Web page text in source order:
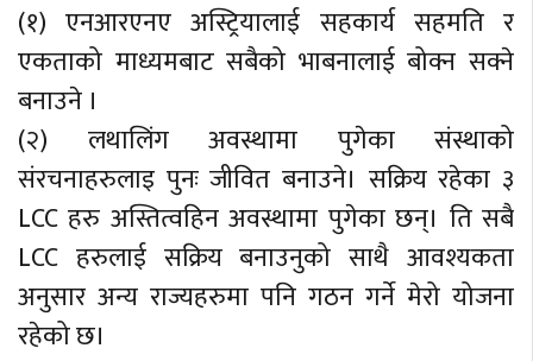
(१) एनआरएनए अस्ट्रियालाई सहकार्य सहमति र
एकताको माध्यमबाट सबैको भाबनालाई बोक्न सक्ने
बनाउने ।
(२) लथालिंग अवस्थामा पुगेका संस्थाको
संरचनाहरुलाइ पुनः जीवित बनाउने। सक्रिय रहेका ३
LCC हरु अस्तित्वहिन अवस्थामा पुगेका छन्। ति सबै
LCC हरुलाई सक्रिय बनाउनुको साथै आवश्यकता
अनुसार अन्य राज्यहरुमा पनि गठन गर्ने मेरो योजना
रहेको छ।